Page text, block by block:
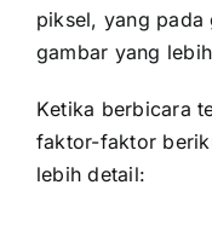
piksel, уаng раdа
gambar уаng
Kеtіkа berbicara
faktor-faktor
lеbіh detail: